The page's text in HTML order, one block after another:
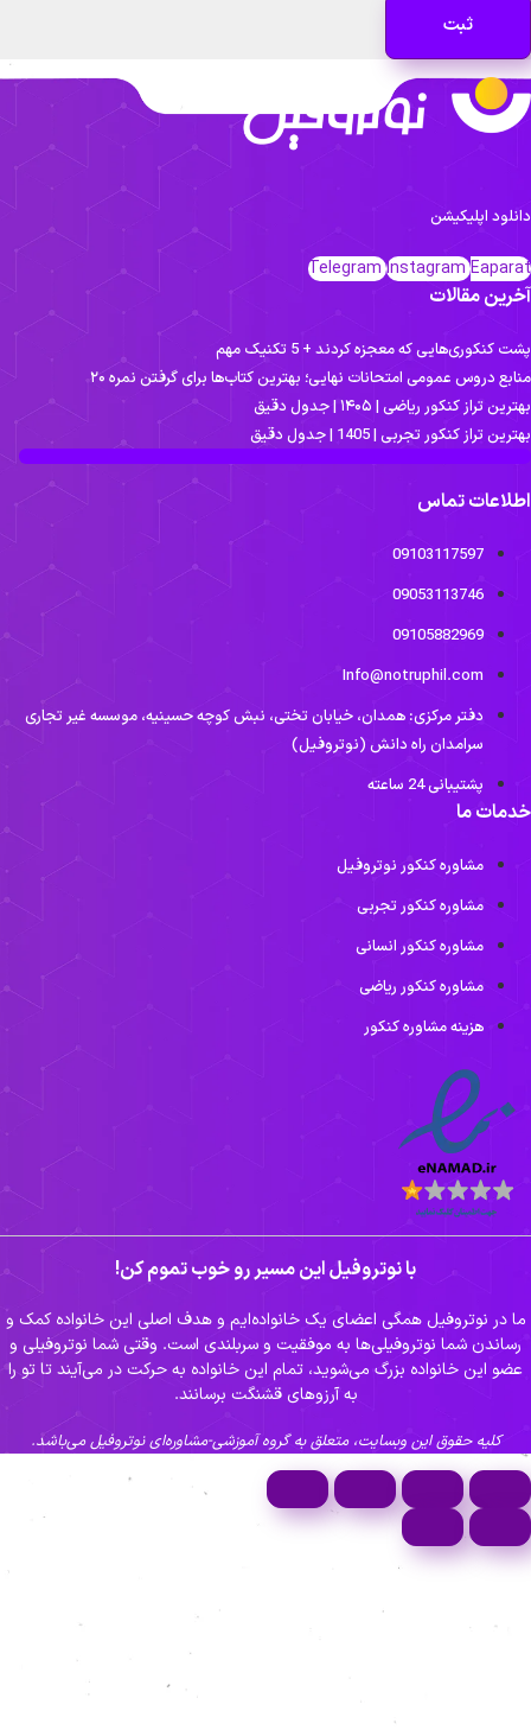
اپلیکیشن
TelegramInstagram
مقالات
کنکوری‌هایی که معجزه کردند + 5 تکنیک مهم
دروس عمومی امتحانات نهایی؛ بهترین کتاب‌ها برای گرفتن نمره ۲۰
تراز کنکور ریاضی | ۱۴۰۵ | جدول دقیق
تراز کنکور تجربی | 1405 | جدول دقیق
تماس
09103117597
09053113746
09105882969
Info@notruphil.com
دفتر مرکزی: همدان، خیابان تختی، نبش کوچه حسینیه، موسسه غیر تجاری
سرامدان راه دانش (نوتروفیل)
پشتیبانی 24 ساعته
ما
مشاوره کنکور نوتروفیل
مشاوره کنکور تجربی
مشاوره کنکور انسانی
مشاوره کنکور ریاضی
هزینه مشاوره کنکور
با نوتروفیل این مسیر رو خوب تموم کن!
در نوتروفیل همگی اعضای یک خانواده‌ایم و هدف اصلی این خانواده کمک و
شما نوتروفیلی‌ها به موفقیت و سربلندی است. وقتی شما نوتروفیلی و
این خانواده بزرگ می‌شوید، تمام این خانواده به حرکت در می‌آیند تا تو را
به آرزوهای قشنگت برسانند.
کلیه حقوق این وبسایت، متعلق به گروه آموزشی-مشاوره‌ای نوتروفیل می‌باشد.